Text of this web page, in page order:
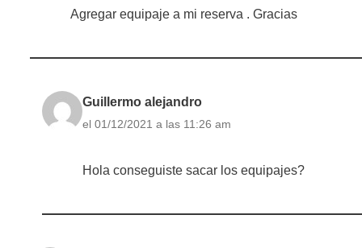
Agregar equipaje a mi reserva . Gracias
Guillermo alejandro
el 01/12/2021 a las 11:26 am
Hola conseguiste sacar los equipajes?